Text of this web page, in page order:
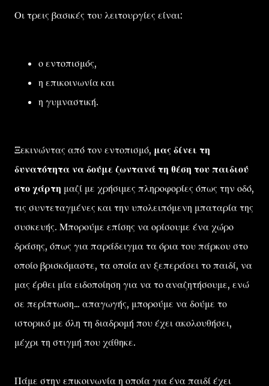
Οι τρεις βασικές του λειτουργίες είναι:
ο εντοπισμός,
η επικοινωνία και
η γυμναστική.
Ξεκινώντας από τον εντοπισμό, μας δίνει τη
δυνατότητα να δούμε ζωντανά τη θέση του παιδιού
στο χάρτη μαζί με χρήσιμες πληροφορίες όπως την οδό,
τις συντεταγμένες και την υπολειπόμενη μπαταρία της
συσκευής. Μπορούμε επίσης να ορίσουμε ένα χώρο
δράσης, όπως για παράδειγμα τα όρια του πάρκου στο
οποίο βρισκόμαστε, τα οποία αν ξεπεράσει το παιδί, να
μας έρθει μία ειδοποίηση για να το αναζητήσουμε, ενώ
σε περίπτωση... απαγωγής, μπορούμε να δούμε το
ιστορικό με όλη τη διαδρομή που έχει ακολουθήσει,
μέχρι τη στιγμή που χάθηκε.
Πάμε στην επικοινωνία η οποία για ένα παιδί έχει